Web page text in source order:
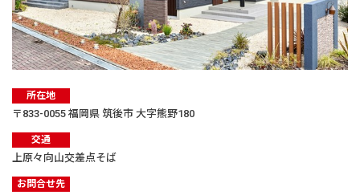
所在地
〒833-0055 福岡県 筑後市 大字熊野180
交通
上原々向山交差点そば
お問合せ先